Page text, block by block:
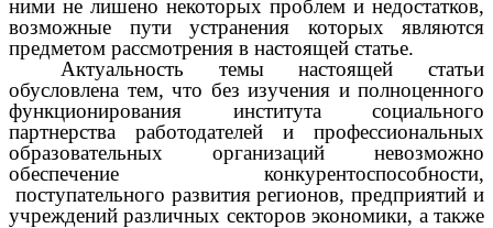
ними не лишено некоторых проблем и недостатков,
возможные пути устранения которых являются
предметом рассмотрения в настоящей статье.
Актуальность темы настоящей статьи
обусловлена тем, что без изучения и полноценного
функционирования института социального
партнерства работодателей и профессиональных
образовательных организаций невозможно
обеспечение конкурентоспособности,
поступательного развития регионов, предприятий и
учреждений различных секторов экономики, а также